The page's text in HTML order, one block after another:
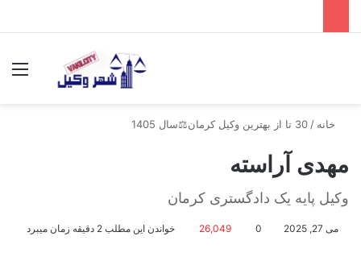
خانه / 30 تا از بهترین وکیل کرمان⚖️سال 1405
مهدی آراسته
وکیل پایه یک دادگستری کرمان
می 27, 2025 0
26,049 خواندن این مطلب 2 دقیقه زمان میبرد